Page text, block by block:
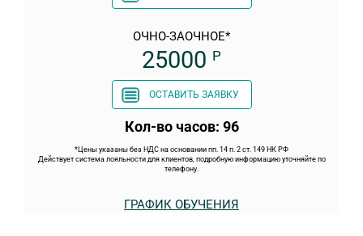
ОЧНО-ЗАОЧНОЕ*
25000 Р
ОСТАВИТЬ ЗАЯВКУ
Кол-во часов: 96
*Цены указаны без НДС на основании пп. 14 п. 2 ст. 149 НК РФ
Действует система лояльности для клиентов, подробную информацию уточняйте по
телефону.
ГРАФИК ОБУЧЕНИЯ